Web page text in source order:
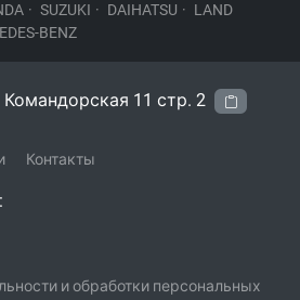
· SUZUKI · DAIHATSU · LAND
BENZ
11 стр. 2
Контакты
и обработки персональных